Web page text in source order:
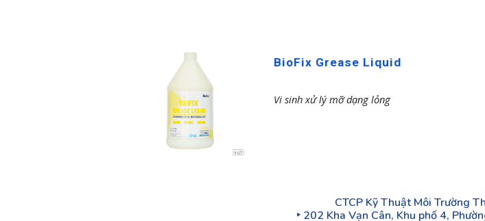
BioFix Grease Liquid
Vi sinh xử lý mỡ dạng lỏng
CTCP Kỹ Thuật Môi Trường
‣ 202 Kha Vạn Cân, Khu phố 4,